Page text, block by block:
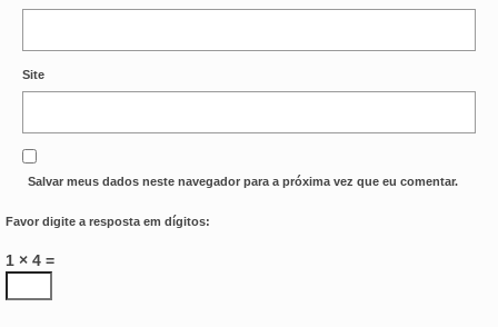
Site
Salvar meus dados neste navegador para a próxima vez que eu comentar.
Favor digite a resposta em dígitos:
1 × 4 =